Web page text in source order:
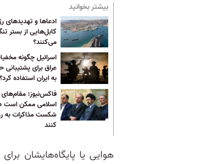
بیشتر بخوانید
ادعا‌ها و تهدید‌های
کابل‌هایی از بستر
می‌کنند؟
اسرائیل چگونه
عراق برای
به ایران استفاده کرد؟
فاکس‌نیوز:
اسلامی ممکن است
شکست مذاکرات به
کنند
هوایی یا پایگاه‌هایشان